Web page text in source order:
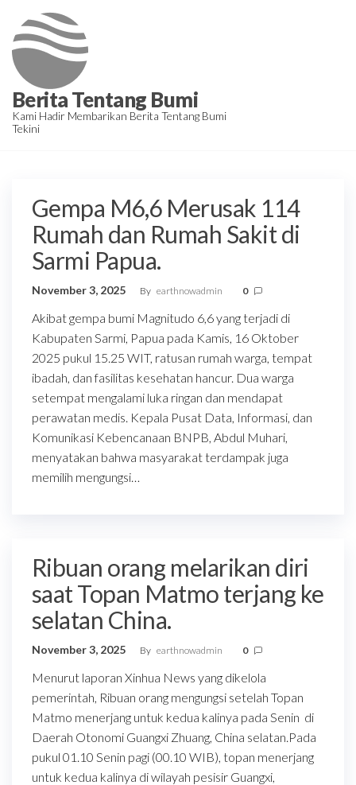
the
content
Berita Tentang Bumi
Kami Hadir Membarikan Berita Tentang Bumi
Tekini
Gempa M6,6 Merusak 114
Rumah dan Rumah Sakit di
Sarmi Papua.
November 3, 2025 By earthnowadmin 0
Akibat gempa bumi Magnitudo 6,6 yang terjadi di
Kabupaten Sarmi, Papua pada Kamis, 16 Oktober
2025 pukul 15.25 WIT, ratusan rumah warga, tempat
ibadah, dan fasilitas kesehatan hancur. Dua warga
setempat mengalami luka ringan dan mendapat
perawatan medis. Kepala Pusat Data, Informasi, dan
Komunikasi Kebencanaan BNPB, Abdul Muhari,
menyatakan bahwa masyarakat terdampak juga
memilih mengungsi…
Ribuan orang melarikan diri
saat Topan Matmo terjang ke
selatan China.
November 3, 2025 By earthnowadmin 0
Menurut laporan Xinhua News yang dikelola
pemerintah, Ribuan orang mengungsi setelah Topan
Matmo menerjang untuk kedua kalinya pada Senin di
Daerah Otonomi Guangxi Zhuang, China selatan.Pada
pukul 01.10 Senin pagi (00.10 WIB), topan menerjang
untuk kedua kalinya di wilayah pesisir Guangxi,